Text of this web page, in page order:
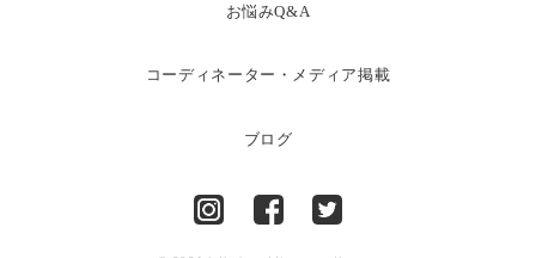
お悩みQ&A
コーディネーター・メディア掲載
ブログ